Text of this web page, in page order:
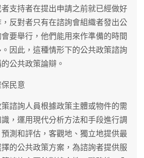
支持者在提出申請之前就已經做好
反對者只有在諮詢會組織者發出公
要舉行，他們能用來作準備的時間
因此，這種情形下的公共政策諮詢
公共政策論辯。
民意
諮詢人員根據政策主體或物件的需
，運用現代分析方法和手段進行調
測和評估，客觀地、獨立地提供最
的公共政策方案，為諮詢者提供服